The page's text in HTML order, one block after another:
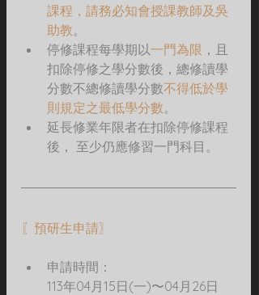
課程，請務必知會授課教師及吳
助教。
停修課程每學期以一門為限 ，且
扣除停修之學分數後，總修讀學
分數不總修讀學分數不得低於學
則規定之最低學分數。
延長修業年限者在扣除停修課程
後， 至少仍應修習一門科目。
〖預研生申請〗
申請時間：
113年04月15日(一)〜04月26日